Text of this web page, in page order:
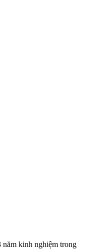
kinh nghiệm trong